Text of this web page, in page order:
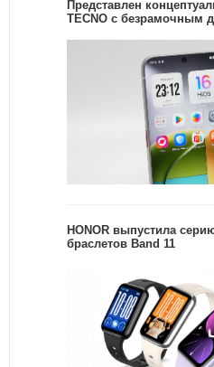
Представлен
TECNO с безрамочным
HONOR выпустила
браслетов Band 11